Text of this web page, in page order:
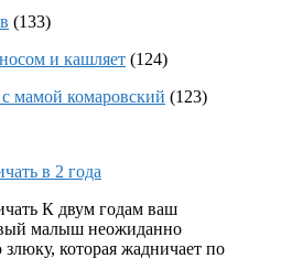
(133)
и кашляет (124)
мамой комаровский (123)
в 2 года
К двум годам ваш
малыш неожиданно
которая жадничает по